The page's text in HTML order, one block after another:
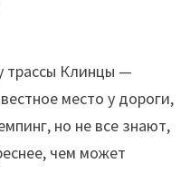
трассы Клинцы —
место у дороги,
но не все знают,
чем может